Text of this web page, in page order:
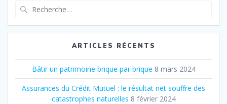
:
ARTICLES RÉCENTS
Bâtir un patrimoine brique par brique 8 mars 2024
Assurances du Crédit Mutuel : le résultat net souffre des
catastrophes naturelles 8 février 2024